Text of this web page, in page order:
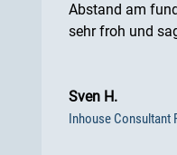
Abstand am
sehr froh und
Sven H.
Inhouse Consultant